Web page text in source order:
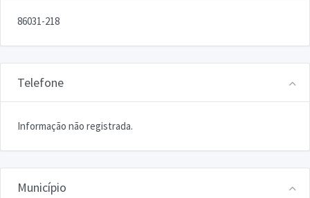
86031-218
Telefone
Informação não registrada.
Município